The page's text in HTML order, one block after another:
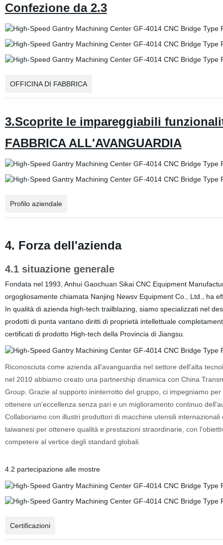
Confezione da 2.3
OFFICINA DI FABBRICA
3.Scoprite le impareggiabili
FABBRICA ALL'AVANGUARDIA
Profilo aziendale
4. Forza dell'azienda
4.1 situazione generale
Fondata nel 1993, Anhui Gaochuan Sikai CNC Equipment
orgogliosamente chiamata Nanjing Newsv Equipment Co., Ltd., ha
In qualità di azienda high-tech trailblazing, siamo specializzati nel
prodotti di punta vantano diritti di proprietà intellettuale
certificati di prodotto High-tech della Provincia di Jiangsu.
Riconosciuta come azienda all'avanguardia nel settore dell'alta
nel 2010 abbiamo creato una partnership dinamica con China
Group. Grazie al supporto ininterrotto del gruppo, ci impegniamo per
ottenere un'eccellenza senza pari e un miglioramento continuo
Collaboriamo con illustri produttori di macchine utensili internazionali
taiwanesi per ottenere qualità e prestazioni straordinarie, con
competere al vertice degli standard globali.
4.2 partecipazione alle mostre
Certificazioni